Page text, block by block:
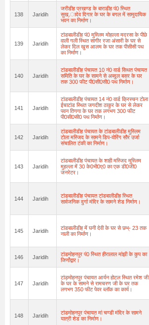
138 Jaridih
जरीडीह प्रखण्ड के बाराडीह पं0 स्थित
सुख्.ादेव दिगार के घर के बगल में सामुदायिक
भवन का निर्माण।
139 Jaridih
टांडबालीडीह पं0 मुस्लिम मोहल्ला मदरसा के पीछे
वाली गली स्थित सागीर रजा अंसारी के घर से
लेकर दिल खुस आलम के घर तक पीसीसी पथ
का निर्माण।
140 Jaridih
टांडबालीडीह पंचायत 10 नं0 वार्ड सिथत पंचायत
समिति के घर के सामने से अब्दुल बसर के घर
तक 300 फीट पी0सी0सी0 पथ निर्माण।
141 Jaridih
टांडबालीडीह पंचायत 14 नं0 वार्ड क्रिस्चन टोला
ईचाटांड स्थित जगदीश ठाकुर के घर से लेकर
पवन तिगगा के घर तक लगभग 300 फीट
पी0सी0सी0 पथ निर्माण।
142 Jaridih
टांडबालीडीह पंचायत के टांडबालीडीह मुस्लिम
टोला मस्जिद के सामने डिप-वोरिंग सौर उर्जा
संचालित टंकी का निर्माण।
143 Jaridih
टांडबालीडीह पंचायत के शाही मस्जिद मुस्लिम
मुहल्ला में 30 के0भी0ए0 का एक डी0जी0
जनरेटर।
144 Jaridih
टांडबालीडीह पंचायत टांडबालीडीह स्थित
सार्वजनिक दुर्गा मंदिर के सामने शेड निर्माण।
145 Jaridih
टांडबालीडीह में घनी देवी के घर से छभ्- 23 तक
नाली का निर्माण।
146 Jaridih
टांडमोहनपुर पं0 स्थित हीरालाल मांझी के कुप का
जिर्णोद्वार।
147 Jaridih
टांड़मोहनपुर पंचायत आर्यन होटल स्थित रमेश जी
के घर के सामने से रामचरण जी के घर तक
लगभग 350 फीट पेवर ब्लॉक का कार्य।
148 Jaridih
टांडमोहनपुर पंचायत मां चण्डी मंदिर के सामने
यात्री शेड का निर्माण।